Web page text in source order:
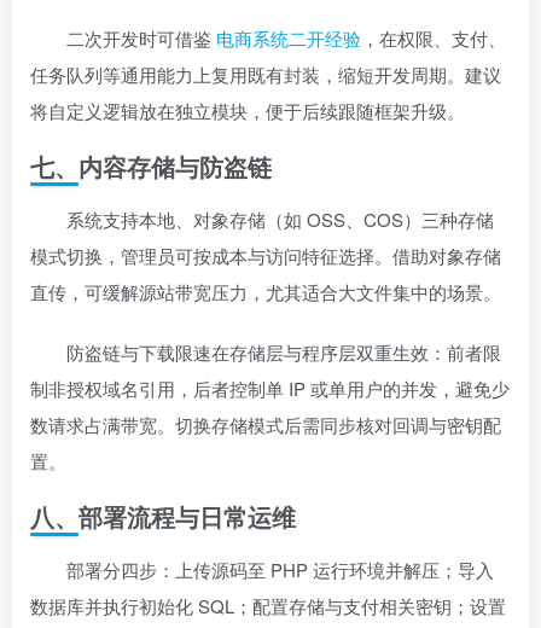
二次开发时可借鉴 电商系统二开经验 ，在权限、支付、
任务队列等通用能力上复用既有封装，缩短开发周期。建议
将自定义逻辑放在独立模块，便于后续跟随框架升级。
七、内容存储与防盗链
系统支持本地、对象存储（如 OSS、COS）三种存储
模式切换，管理员可按成本与访问特征选择。借助对象存储
直传，可缓解源站带宽压力，尤其适合大文件集中的场景。
防盗链与下载限速在存储层与程序层双重生效：前者限
制非授权域名引用，后者控制单 IP 或单用户的并发，避免少
数请求占满带宽。切换存储模式后需同步核对回调与密钥配
置。
八、部署流程与日常运维
部署分四步：上传源码至 PHP 运行环境并解压；导入
数据库并执行初始化 SQL；配置存储与支付相关密钥；设置